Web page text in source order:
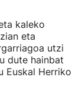
kaleko
eta
utzi
dute hainbat
Euskal Herriko